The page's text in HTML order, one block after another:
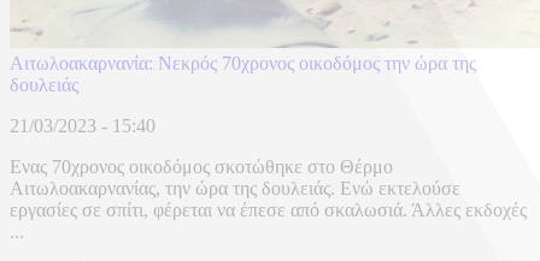
Αιτωλοακαρνανία: Νεκρός 70χρονος οικοδόμος την ώρα της
δουλειάς
21/03/2023 - 15:40
Ενας 70χρονος οικοδόμος σκοτώθηκε στο Θέρμο
Αιτωλοακαρνανίας, την ώρα της δουλειάς. Eνώ εκτελούσε
εργασίες σε σπίτι, φέρεται να έπεσε από σκαλωσιά. Άλλες εκδοχές
...